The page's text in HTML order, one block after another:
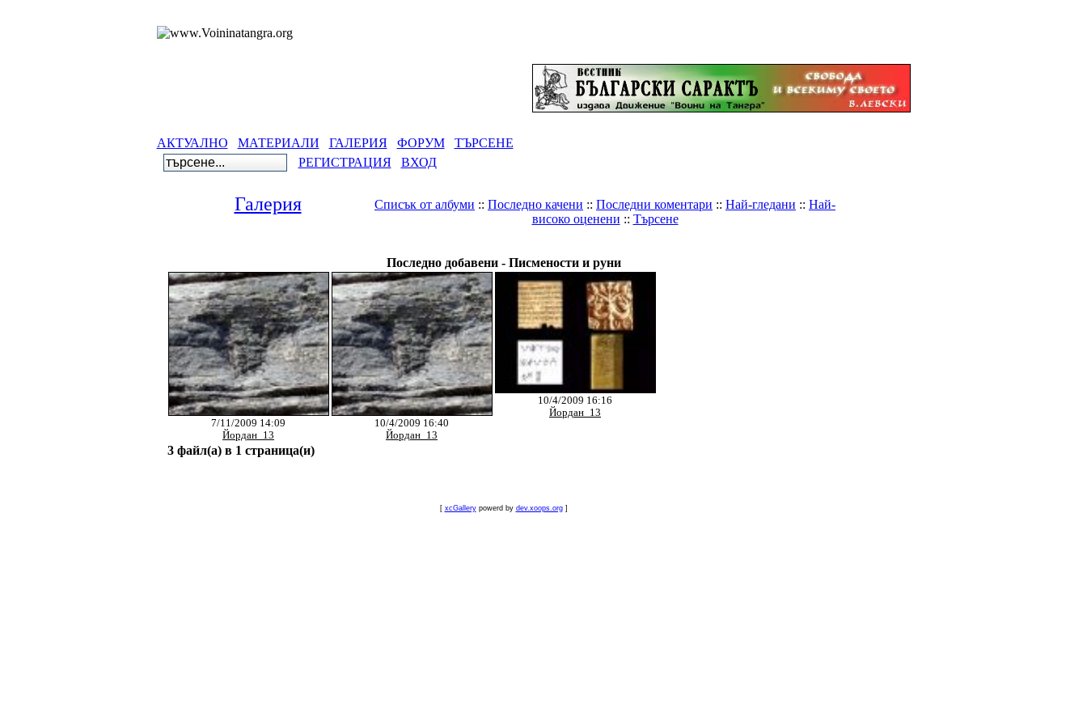
АКТУАЛНО МАТЕРИАЛИ ГАЛЕРИЯ ФОРУМ
ТЪРСЕНЕ
РЕГИСТРАЦИЯ
ВХОД
Галерия Списък от албуми :: Последно качени :: Последни коментари :: Най-гледани :: Най-
високо оценени :: Търсене
Последно добавени - Писмености и руни
7/11/2009 14:09
Йордан_13
10/4/2009 16:40
Йордан_13
10/4/2009 16:16
Йордан_13
3 файл(а) в 1 страница(и)
[ xcGallerypowerd by dev.xoops.org]